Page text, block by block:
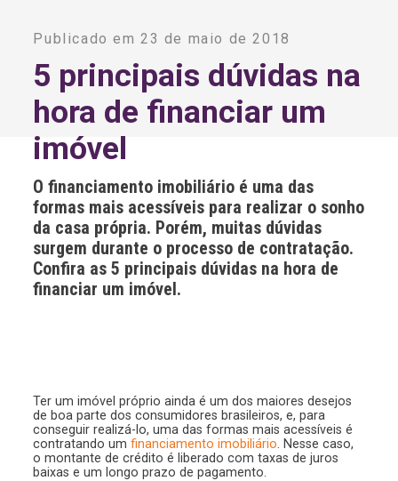
t
r
n
a
i
:
Publicado em 23 de maio de 2018
5 principais dúvidas na
hora de financiar um
imóvel
O financiamento imobiliário é uma das
formas mais acessíveis para realizar o sonho
da casa própria. Porém, muitas dúvidas
surgem durante o processo de contratação.
Confira as 5 principais dúvidas na hora de
financiar um imóvel.
Ter um imóvel próprio ainda é um dos maiores desejos
de boa parte dos consumidores brasileiros, e, para
conseguir realizá-lo, uma das formas mais acessíveis é
contratando umfinanciamento imobiliário. Nesse caso,
o montante de crédito é liberado com taxas de juros
baixas e um longo prazo de pagamento.